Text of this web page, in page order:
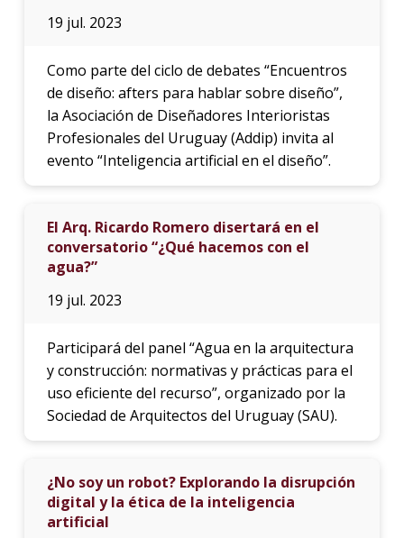
19 jul. 2023
Como parte del ciclo de debates “Encuentros
de diseño: afters para hablar sobre diseño”,
la Asociación de Diseñadores Interioristas
Profesionales del Uruguay (Addip) invita al
evento “Inteligencia artificial en el diseño”.
El Arq. Ricardo Romero disertará en el
conversatorio “¿Qué hacemos con el
agua?”
19 jul. 2023
Participará del panel “Agua en la arquitectura
y construcción: normativas y prácticas para el
uso eficiente del recurso”, organizado por la
Sociedad de Arquitectos del Uruguay (SAU).
¿No soy un robot? Explorando la disrupción
digital y la ética de la inteligencia
artificial